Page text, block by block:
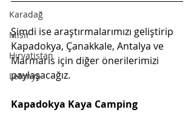
Karadağ
Mısır
Hırvatistan
Letonya
Şimdi ise araştırmalarımızı geliştirip
Kapadokya, Çanakkale, Antalya ve
Marmaris için diğer önerilerimizi
paylaşacağız.
Kapadokya Kaya Camping